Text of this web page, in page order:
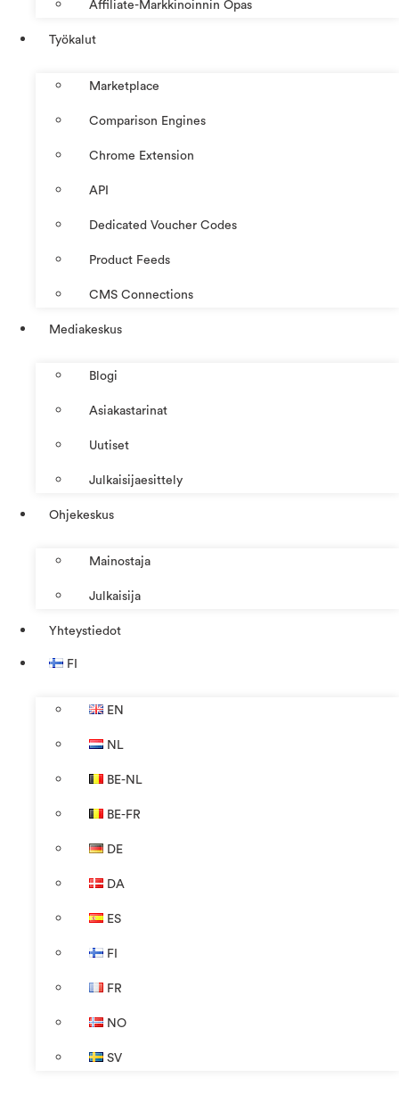
Affiliate-Markkinoinnin Opas
Työkalut
Marketplace
Comparison Engines
Chrome Extension
API
Dedicated Voucher Codes
Product Feeds
CMS Connections
Mediakeskus
Blogi
Asiakastarinat
Uutiset
Julkaisijaesittely
Ohjekeskus
Mainostaja
Julkaisija
Yhteystiedot
FI
EN
NL
BE-NL
BE-FR
DE
DA
ES
FI
FR
NO
SV